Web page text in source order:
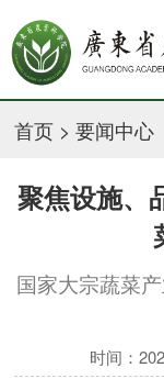
首页 >要闻中心
聚焦设施、
国家大宗蔬菜
时间：